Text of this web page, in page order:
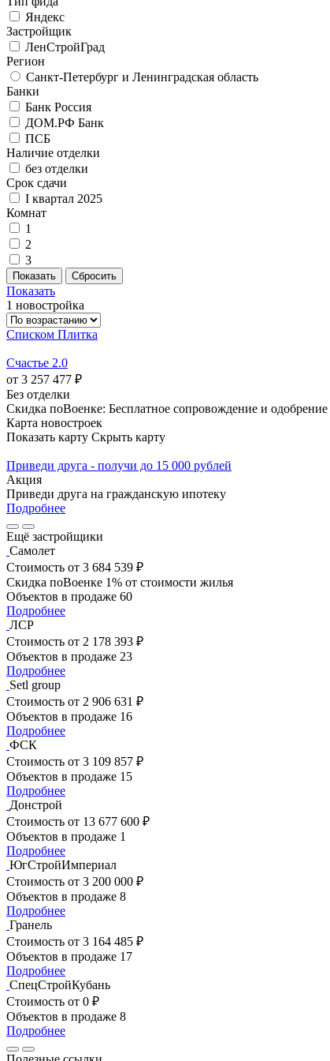
Яндекс
Застройщик
ЛенСтройГрад
Регион
Санкт-Петербург и Ленинградская область
Банки
Банк Россия
ДОМ.РФ Банк
ПСБ
Наличие отделки
без отделки
Срок сдачи
I квартал 2025
Комнат
1
2
3
Показать
1 новостройка
Списком Плитка
Счастье 2.0
от 3 257 477 ₽
Без отделки
Скидка поВоенке: Бесплатное сопровождение и одобрение
Карта новостроек
Показать карту Скрыть карту
Приведи друга - получи до 15 000 рублей
Акция
Приведи друга на гражданскую ипотеку
Подробнее
Ещё застройщики
Самолет
Стоимость от 3 684 539 ₽
Скидка поВоенке 1% от стоимости жилья
Объектов в продаже 60
Подробнее
ЛСР
Стоимость от 2 178 393 ₽
Объектов в продаже 23
Подробнее
Setl group
Стоимость от 2 906 631 ₽
Объектов в продаже 16
Подробнее
ФСК
Стоимость от 3 109 857 ₽
Объектов в продаже 15
Подробнее
Донстрой
Стоимость от 13 677 600 ₽
Объектов в продаже 1
Подробнее
ЮгСтройИмпериал
Стоимость от 3 200 000 ₽
Объектов в продаже 8
Подробнее
Гранель
Стоимость от 3 164 485 ₽
Объектов в продаже 17
Подробнее
СпецСтройКубань
Стоимость от 0 ₽
Объектов в продаже 8
Подробнее